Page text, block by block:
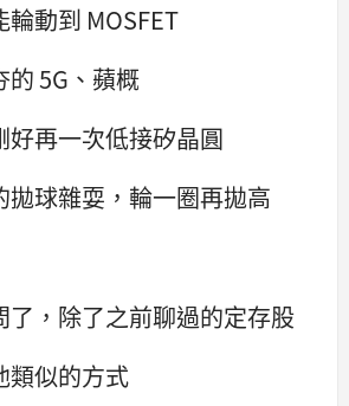
動到 MOSFET
的 5G、蘋概
好再一次低接矽晶圓
拋球雜耍，輪一圈再拋高
了，除了之前聊過的定存股
類似的方式